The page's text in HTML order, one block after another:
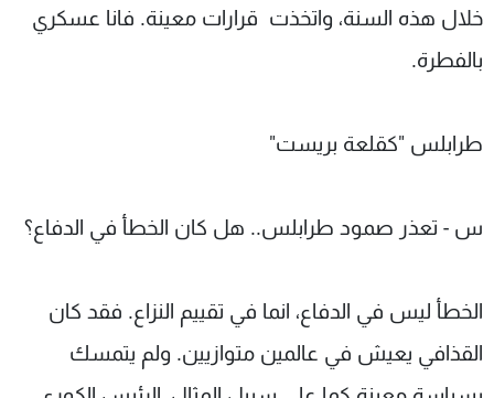
خلال هذه السنة، واتخذت قرارات معينة. فانا عسكري
بالفطرة.
طرابلس "كقلعة بريست"
س - تعذر صمود طرابلس.. هل كان الخطأ في الدفاع؟
الخطأ ليس في الدفاع، انما في تقييم النزاع. فقد كان
القذافي يعيش في عالمين متوازيين. ولم يتمسك